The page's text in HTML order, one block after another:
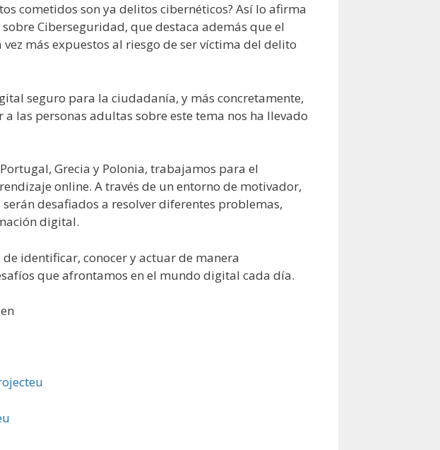
cometidos son ya delitos cibernéticos? Así lo afirma
Ciberseguridad, que destaca además que el
más expuestos al riesgo de ser víctima del delito
seguro para la ciudadanía, y más concretamente,
las personas adultas sobre este tema nos ha llevado
Grecia y Polonia, trabajamos para el
online. A través de un entorno de motivador,
desafiados a resolver diferentes problemas,
digital.
identificar, conocer y actuar de manera
que afrontamos en el mundo digital cada día.